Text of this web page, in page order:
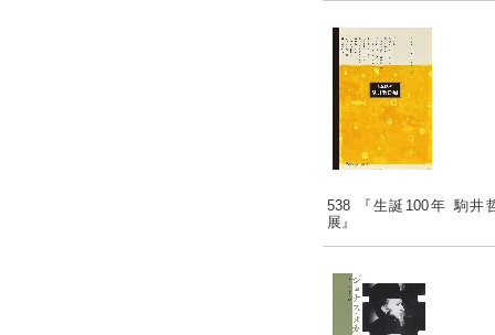
538 『生誕100年 駒井
展』